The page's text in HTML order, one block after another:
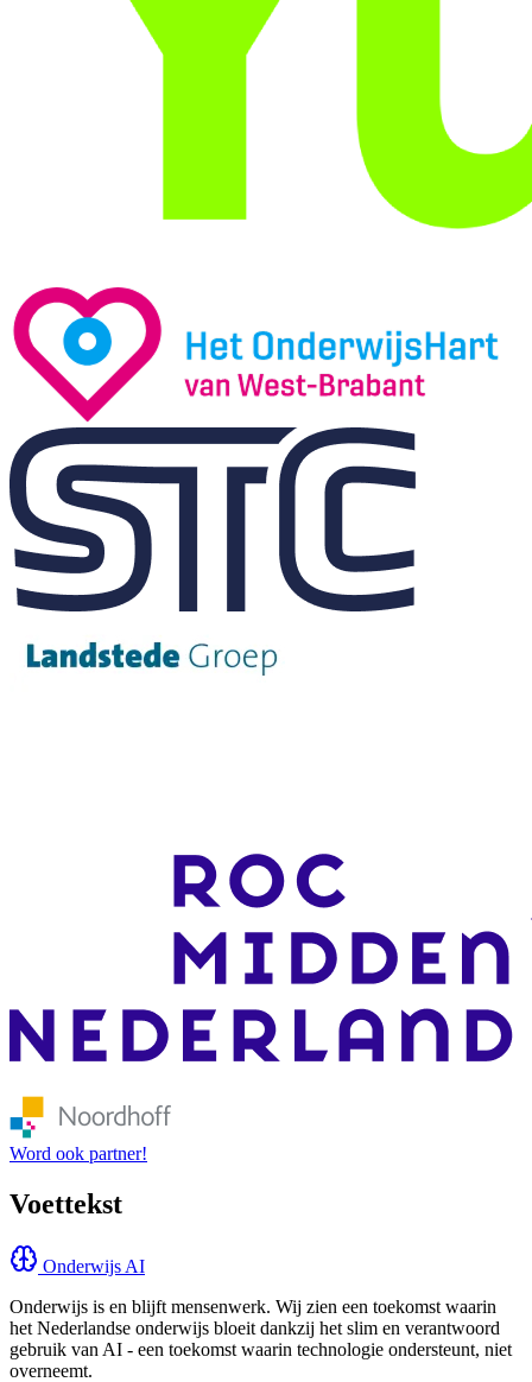
Word ook partner!
Voettekst
Onderwijs AI
Onderwijs is en blijft mensenwerk. Wij zien een toekomst waarin
het Nederlandse onderwijs bloeit dankzij het slim en verantwoord
gebruik van AI - een toekomst waarin technologie ondersteunt, niet
overneemt.